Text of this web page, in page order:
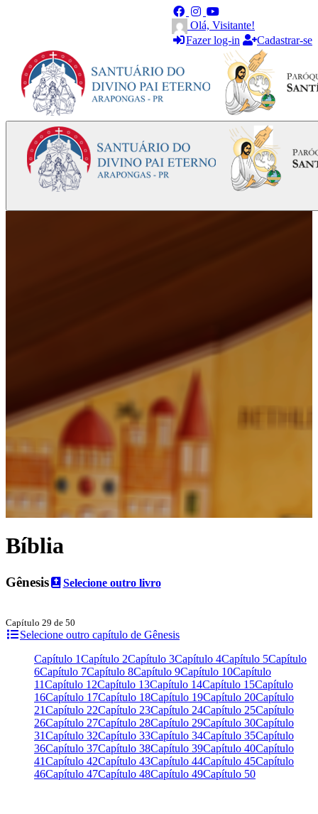
Olá, Visitante!
Fazer log-in
Cadastrar-se
Bíblia
Gênesis Selecione outro livro
Capítulo 29 de 50
Selecione outro capítulo de Gênesis
Capítulo 1Capítulo 2Capítulo 3Capítulo 4Capítulo 5Capítulo
6Capítulo 7Capítulo 8Capítulo 9Capítulo 10Capítulo
11Capítulo 12Capítulo 13Capítulo 14Capítulo 15Capítulo
16Capítulo 17Capítulo 18Capítulo 19Capítulo 20Capítulo
21Capítulo 22Capítulo 23Capítulo 24Capítulo 25Capítulo
26Capítulo 27Capítulo 28Capítulo 29Capítulo 30Capítulo
31Capítulo 32Capítulo 33Capítulo 34Capítulo 35Capítulo
36Capítulo 37Capítulo 38Capítulo 39Capítulo 40Capítulo
41Capítulo 42Capítulo 43Capítulo 44Capítulo 45Capítulo
46Capítulo 47Capítulo 48Capítulo 49Capítulo 50